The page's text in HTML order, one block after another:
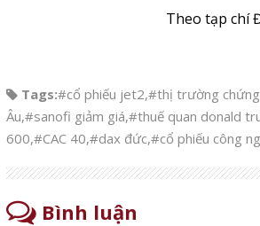
Theo tạp chí
Tags:#cổ phiếu jet2,#thị trường chứng
Âu,#sanofi giảm giá,#thuế quan donald
600,#CAC 40,#dax đức,#cổ phiếu công
Bình luận